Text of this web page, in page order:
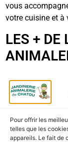
Pour offrir les
telles que les
appareils. Le fait de
vous
votre cuisine et à
LES + DE
Produits
Conseils
Sélection
Accueil